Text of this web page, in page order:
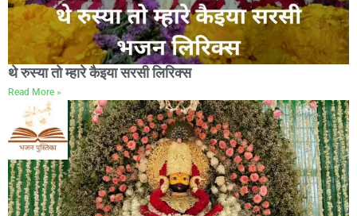
थे रुस्या तो म्हारे कैइया सरसी लिरिक्स
Read More »